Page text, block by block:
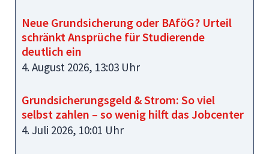
Neue Grundsicherung oder BAföG? Urteil
schränkt Ansprüche für Studierende
deutlich ein
4. August 2026, 13:03 Uhr
Grundsicherungsgeld & Strom: So viel
selbst zahlen – so wenig hilft das Jobcenter
4. Juli 2026, 10:01 Uhr